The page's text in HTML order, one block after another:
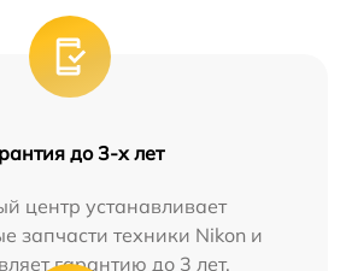
до 3-х лет
центр устанавливает
запчасти техники Nikon и
гарантию до 3 лет.